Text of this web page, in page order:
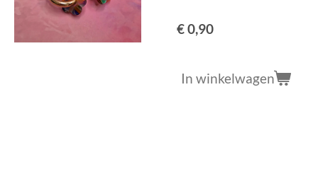
€ 0,90
In winkelwagen